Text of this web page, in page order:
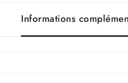
Informations